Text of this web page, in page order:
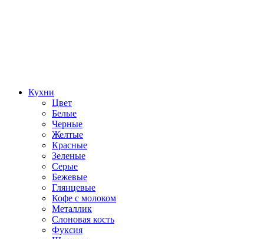
Кухни
Цвет
Белые
Черные
Желтые
Красные
Зеленые
Серые
Бежевые
Глянцевые
Кофе с молоком
Металлик
Слоновая кость
Фуксия